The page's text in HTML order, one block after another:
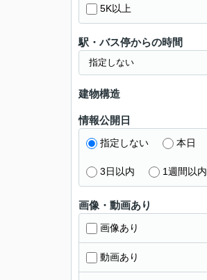
5K以上
駅・バス停からの時間
建物構造
情報公開日
指定しない 本日
3日以内 1週間以内
画像・動画あり
画像あり
動画あり